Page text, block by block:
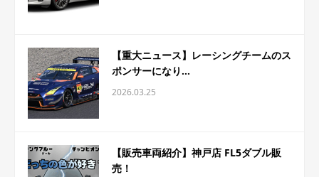
【重大ニュース】レーシングチームのス
ポンサーになり...
2026.03.25
【販売車両紹介】神戸店 FL5ダブル販
売！